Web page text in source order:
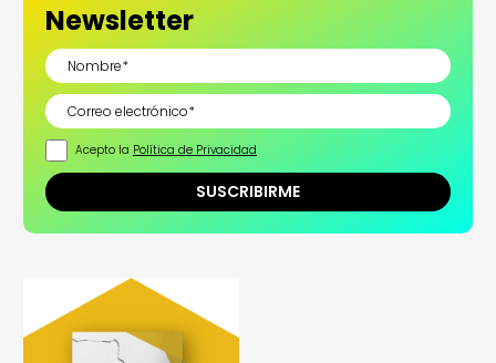
Newsletter
Acepto la Política de Privacidad